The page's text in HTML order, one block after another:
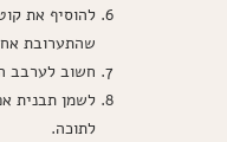
להוסיף את
שהתערובת
חשוב לערבב
לתוכה.